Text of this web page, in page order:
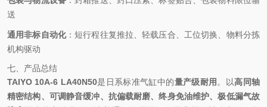
送
通用非标自动化：短行程往复推拉、轻载压合、工位切换、物料分拣
机构驱动
七、产品总结
TAIYO 10A-6 LA40N50是日系标准气缸中的量产级耐用 。以高同轴
精密结构、可调静音缓冲、抗偏载耐磨、终身免油维护、极低漏气故